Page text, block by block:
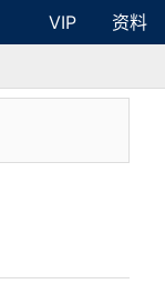
VIP
资料